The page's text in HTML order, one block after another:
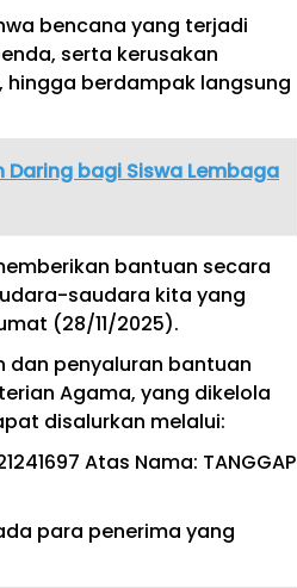
bencana yang terjadi
serta kerusakan
berdampak langsung
bagi Siswa Lembaga
bantuan secara
saudara kita yang
(28/11/2025).
dan penyaluran bantuan
Agama, yang dikelola
disalurkan melalui:
Atas Nama: TANGGAP
para penerima yang